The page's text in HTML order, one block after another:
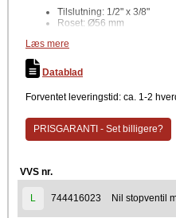
Tilslutning: 1/2" x 3/8"
Roset: Ø56 mm
Medie: Vand
Maks. tryk: 10 bar
Milton
Læs mere
Datablad
Forventet leveringstid: ca. 1-2
PRISGARANTI - Set billigere?
VVS nr.
L 744416023 Nil stopventil